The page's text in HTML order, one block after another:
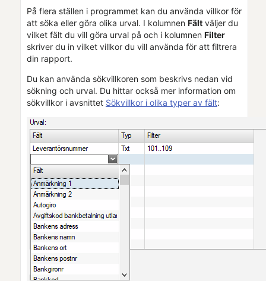
På flera ställen i programmet kan du använda villkor för
att söka eller göra olika urval. I kolumnen Fält väljer du
vilket fält du vill göra urval på och i kolumnen Filter
skriver du in vilket villkor du vill använda för att filtrera
din rapport.
Du kan använda sökvillkoren som beskrivs nedan vid
sökning och urval. Du hittar också mer information om
sökvillkor i avsnittet Sökvillkor i olika typer av fält: